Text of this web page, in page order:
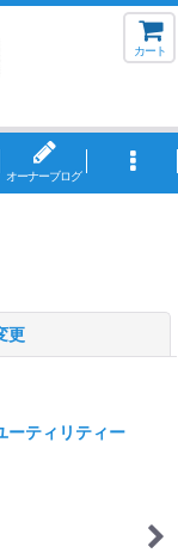
カート
オーナーブログ
更
ティリティー